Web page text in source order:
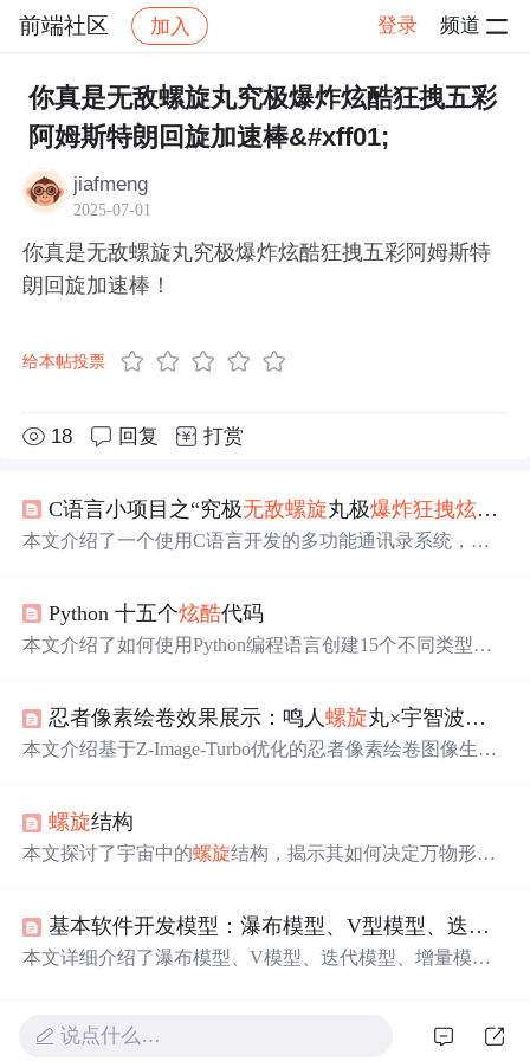
前端社区 加入 登录 频道
社区 前端社区 感慨 帖子详情
你真是无敌螺旋丸究极爆炸炫酷狂拽五彩
阿姆斯特朗回旋加速棒&#xff01;
jiafmeng
2025-07-01
你真是无敌螺旋丸究极爆炸炫酷狂拽五彩阿姆斯特
朗回旋加速棒！
给本帖投票
18 回复 打赏
C语言小项目之“究极无敌螺旋丸极爆炸狂拽炫酷
本文介绍了一个使用C语言开发的多功能通讯录系统，包
户交互菜单，并具备错误处理和文件保存。项目中还涉及
了内存管理、文件操作和排序算法等技术。
Python 十五个炫酷代码
本文介绍了如何使用Python编程语言创建15个不同类型的
人、桃花飘落、爆炸效果、哆啦A梦、微信表情包以及七
夕表白动画。
忍者像素绘卷效果展示：鸣人螺旋丸×宇智波月读高清像素绘卷作品集
本文介绍基于Z-Image-Turbo优化的忍者像素绘卷图像生成
入；支持螺旋
涵盖硬朗线条、高饱和色彩、电影感构图等视觉特性。
螺旋结构
本文探讨了宇宙中的螺旋结构，揭示其如何决定万物形
出宇宙的层次性和阶段性。
基本软件开发模型：瀑布模型、V型模型、迭代模型、增量模型、
本文详细介绍了瀑布模型、V模型、迭代模型、增量模
模型适合需求稳定、变化少的项目，而敏捷模型则适用于
说点什么…